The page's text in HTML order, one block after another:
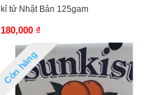
kỉ tử Nhật Bản 125gam
180,000 ₫
Còn hàng